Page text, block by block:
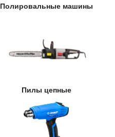
Полировальные машины
Пилы цепные